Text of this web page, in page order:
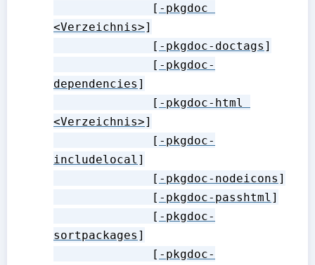
              [
-pkgdoc
<Verzeichnis>]
              [
-pkgdoc-doctags ]
              [
-pkgdoc-
dependencies ]
              [
-pkgdoc-html
<Verzeichnis>]
              [
-pkgdoc-
includelocal ]
              [
-pkgdoc-nodeicons ]
              [
-pkgdoc-passhtml ]
              [
-pkgdoc-
sortpackages ]
              [
-pkgdoc-